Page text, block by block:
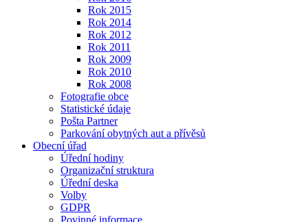
Rok 2015
Rok 2014
Rok 2012
Rok 2011
Rok 2009
Rok 2010
Rok 2008
Fotografie obce
Statistické údaje
Pošta Partner
Parkování obytných aut a přívěsů
Obecní úřad
Úřední hodiny
Organizační struktura
Úřední deska
Volby
GDPR
Povinné informace